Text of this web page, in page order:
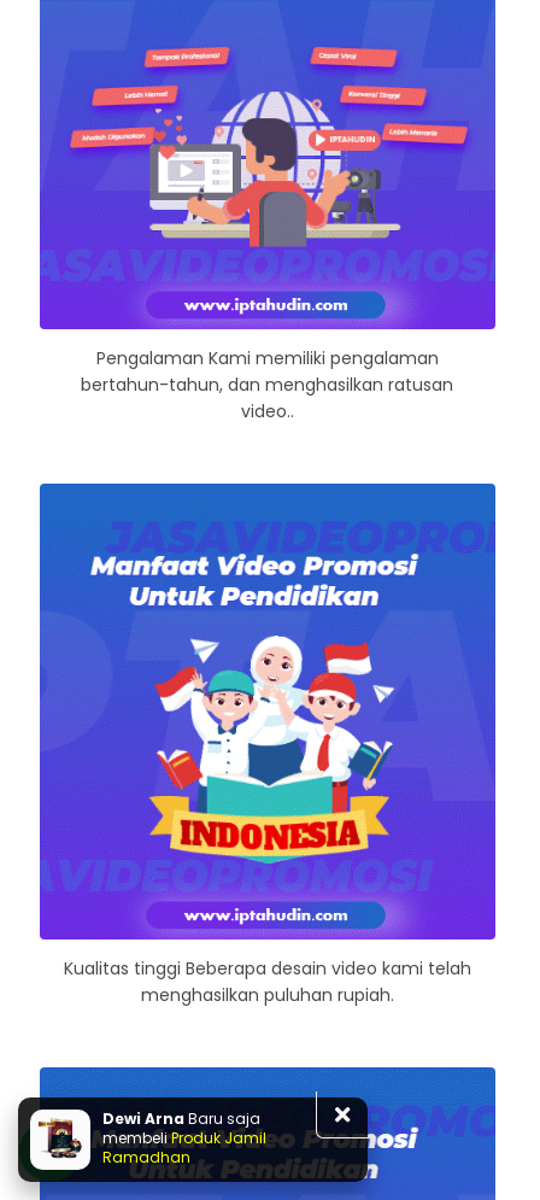
Dewi ArnaBaru saja
membeliProduk Jamil
Ramadhan
Pengalaman Kami memiliki pengalaman
bertahun-tahun, dan menghasilkan ratusan
video..
Kualitas tinggi Beberapa desain video kami telah
menghasilkan puluhan rupiah.